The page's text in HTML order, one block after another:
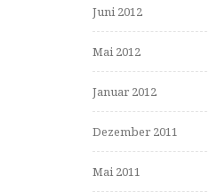
Juni 2012
Mai 2012
Januar 2012
Dezember 2011
Mai 2011